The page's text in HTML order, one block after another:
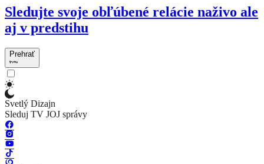
Sledujte svoje obľúbené relácie naživo ale
aj v predstihu
Prehrať
Svetlý Dizajn
Sleduj TV JOJ správy